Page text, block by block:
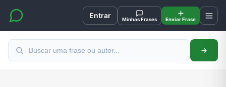
Entrar Minhas Frases Enviar Frase